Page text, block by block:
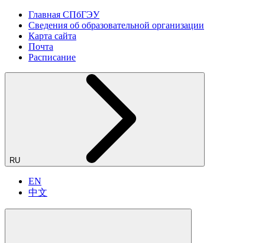
Главная СПбГЭУ
Сведения об образовательной организации
Карта сайта
Почта
Расписание
RU
EN
中文